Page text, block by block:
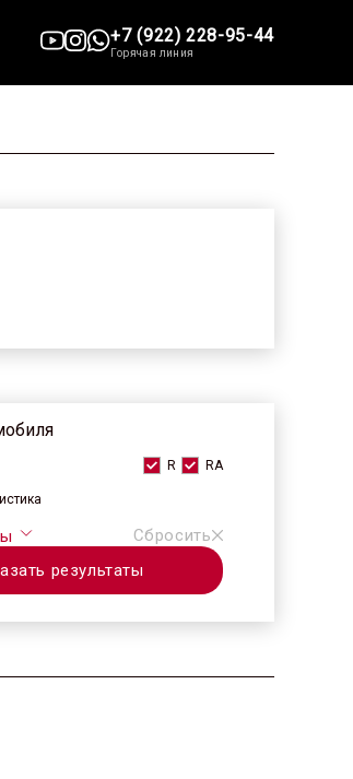
+7 (922) 228-95-44
Горячая линия
R RA
Сбросить
результаты